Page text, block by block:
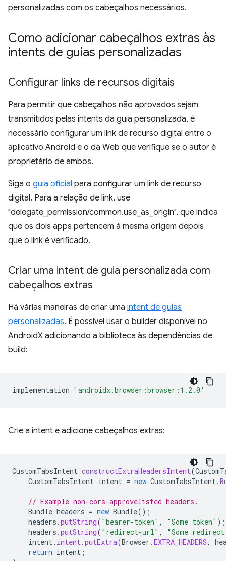
personalizadas com os cabeçalhos necessários.
Como adicionar cabeçalhos extras às
intents de guias personalizadas
Configurar links de recursos digitais
Para permitir que cabeçalhos não aprovados sejam
transmitidos pelas intents da guia personalizada, é
necessário configurar um link de recurso digital entre o
aplicativo Android e o da Web que verifique se o autor é
proprietário de ambos.
Siga o guia oficial para configurar um link de recurso
digital. Para a relação de link, use
"delegate_permission/common.use_as_origin", que indica
que os dois apps pertencem à mesma origem depois
que o link é verificado.
Criar uma intent de guia personalizada com
cabeçalhos extras
Há várias maneiras de criar uma intent de guias
personalizadas. É possível usar o builder disponível no
AndroidX adicionando a biblioteca às dependências de
build:
implementation 'androidx.browser:browser:1.2.0'
Crie a intent e adicione cabeçalhos extras:
CustomTabsIntent constructExtraHeadersIntent(
CustomTabsIntent intent = new CustomTabsIntent.
// Example non-cors-approvelisted headers.
Bundle headers = new Bundle();
headers .putString( "bearer-token" , "Some token" );
headers .putString( "redirect-url" ,
"Some
intent. intent.putExtra(Browser .EXTRA_HEADERS,
return intent ;